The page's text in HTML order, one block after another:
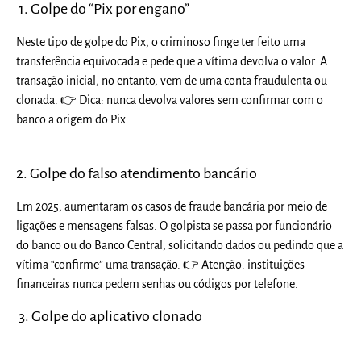
1. Golpe do “Pix por engano”
Neste tipo de golpe do Pix, o criminoso finge ter feito uma
transferência equivocada e pede que a vítima devolva o valor. A
transação inicial, no entanto, vem de uma conta fraudulenta ou
clonada. 👉 Dica: nunca devolva valores sem confirmar com o
banco a origem do Pix.
2. Golpe do falso atendimento bancário
Em 2025, aumentaram os casos de fraude bancária por meio de
ligações e mensagens falsas. O golpista se passa por funcionário
do banco ou do Banco Central, solicitando dados ou pedindo que a
vítima “confirme” uma transação. 👉 Atenção: instituições
financeiras nunca pedem senhas ou códigos por telefone.
3. Golpe do aplicativo clonado